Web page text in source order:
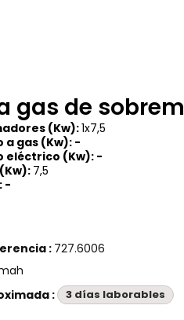
gas de
(Kw):1x7,5
a gas (Kw): -
eléctrico (Kw): -
7,5
-
: 727.6006
:
3 días laborables